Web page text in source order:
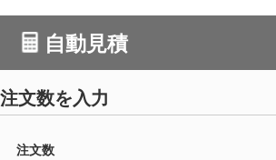
自動見積
注文数を入力
注文数